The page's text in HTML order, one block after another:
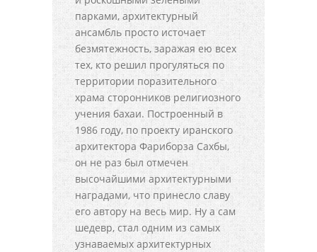
парками, архитектурный
ансамбль просто источает
безмятежность, заражая ею всех
тех, кто решил прогуляться по
территории поразительного
храма сторонников религиозного
учения бахаи. Построенный в
1986 году, по проекту иранского
архитектора Фариборза Сахбы,
он не раз был отмечен
высочайшими архитектурными
наградами, что принесло славу
его автору на весь мир. Ну а сам
шедевр, стал одним из самых
узнаваемых архитектурных